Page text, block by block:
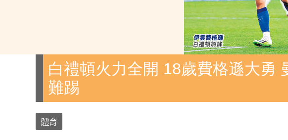
白禮頓火力全開 18歲費格遜大勇
難踢
體育